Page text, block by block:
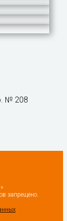
№ 208
запрещено.